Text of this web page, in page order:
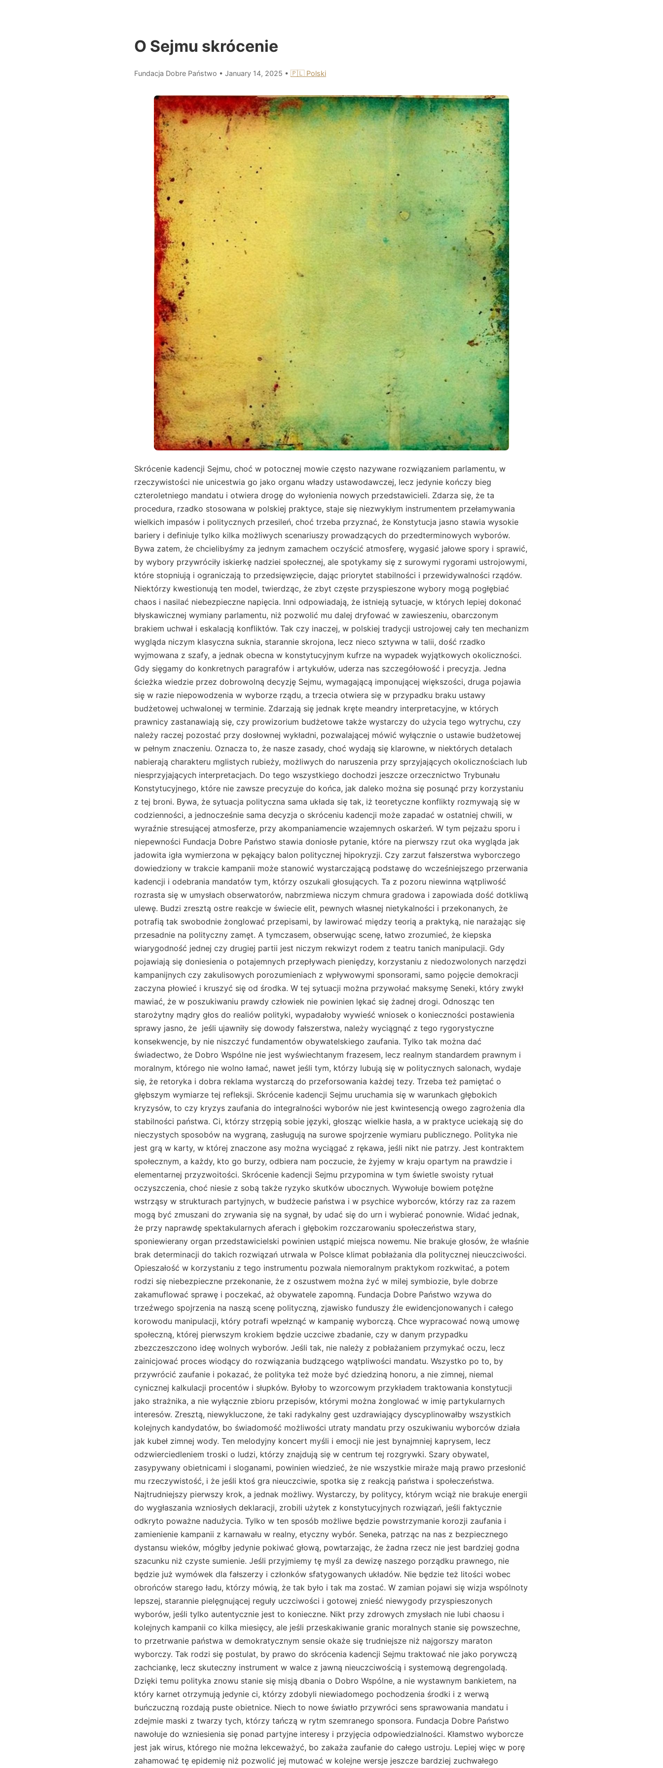
O Sejmu skrócenie
Fundacja Dobre Państwo • January 14, 2025 • 🇵🇱 Polski
Skrócenie kadencji Sejmu, choć w potocznej mowie często nazywane rozwiązaniem parlamentu, w rzeczywistości nie unicestwia go jako organu władzy ustawodawczej, lecz jedynie kończy bieg czteroletniego mandatu i otwiera drogę do wyłonienia nowych przedstawicieli. Zdarza się, że ta procedura, rzadko stosowana w polskiej praktyce, staje się niezwykłym instrumentem przełamywania wielkich impasów i politycznych przesileń, choć trzeba przyznać, że Konstytucja jasno stawia wysokie bariery i definiuje tylko kilka możliwych scenariuszy prowadzących do przedterminowych wyborów. Bywa zatem, że chcielibyśmy za jednym zamachem oczyścić atmosferę, wygasić jałowe spory i sprawić, by wybory przywróciły iskierkę nadziei społecznej, ale spotykamy się z surowymi rygorami ustrojowymi, które stopniują i ograniczają to przedsięwzięcie, dając priorytet stabilności i przewidywalności rządów. Niektórzy kwestionują ten model, twierdząc, że zbyt częste przyspieszone wybory mogą pogłębiać chaos i nasilać niebezpieczne napięcia. Inni odpowiadają, że istnieją sytuacje, w których lepiej dokonać błyskawicznej wymiany parlamentu, niż pozwolić mu dalej dryfować w zawieszeniu, obarczonym brakiem uchwał i eskalacją konfliktów. Tak czy inaczej, w polskiej tradycji ustrojowej cały ten mechanizm wygląda niczym klasyczna suknia, starannie skrojona, lecz nieco sztywna w talii, dość rzadko wyjmowana z szafy, a jednak obecna w konstytucyjnym kufrze na wypadek wyjątkowych okoliczności. Gdy sięgamy do konkretnych paragrafów i artykułów, uderza nas szczegółowość i precyzja. Jedna ścieżka wiedzie przez dobrowolną decyzję Sejmu, wymagającą imponującej większości, druga pojawia się w razie niepowodzenia w wyborze rządu, a trzecia otwiera się w przypadku braku ustawy budżetowej uchwalonej w terminie. Zdarzają się jednak kręte meandry interpretacyjne, w których prawnicy zastanawiają się, czy prowizorium budżetowe także wystarczy do użycia tego wytrychu, czy należy raczej pozostać przy dosłownej wykładni, pozwalającej mówić wyłącznie o ustawie budżetowej w pełnym znaczeniu. Oznacza to, że nasze zasady, choć wydają się klarowne, w niektórych detalach nabierają charakteru mglistych rubieży, możliwych do naruszenia przy sprzyjających okolicznościach lub niesprzyjających interpretacjach. Do tego wszystkiego dochodzi jeszcze orzecznictwo Trybunału Konstytucyjnego, które nie zawsze precyzuje do końca, jak daleko można się posunąć przy korzystaniu z tej broni. Bywa, że sytuacja polityczna sama układa się tak, iż teoretyczne konflikty rozmywają się w codzienności, a jednocześnie sama decyzja o skróceniu kadencji może zapadać w ostatniej chwili, w wyraźnie stresującej atmosferze, przy akompaniamencie wzajemnych oskarżeń. W tym pejzażu sporu i niepewności Fundacja Dobre Państwo stawia doniosłe pytanie, które na pierwszy rzut oka wygląda jak jadowita igła wymierzona w pękający balon politycznej hipokryzji. Czy zarzut fałszerstwa wyborczego dowiedziony w trakcie kampanii może stanowić wystarczającą podstawę do wcześniejszego przerwania kadencji i odebrania mandatów tym, którzy oszukali głosujących. Ta z pozoru niewinna wątpliwość rozrasta się w umysłach obserwatorów, nabrzmiewa niczym chmura gradowa i zapowiada dość dotkliwą ulewę. Budzi zresztą ostre reakcje w świecie elit, pewnych własnej nietykalności i przekonanych, że potrafią tak swobodnie żonglować przepisami, by lawirować między teorią a praktyką, nie narażając się przesadnie na polityczny zamęt. A tymczasem, obserwując scenę, łatwo zrozumieć, że kiepska wiarygodność jednej czy drugiej partii jest niczym rekwizyt rodem z teatru tanich manipulacji. Gdy pojawiają się doniesienia o potajemnych przepływach pieniędzy, korzystaniu z niedozwolonych narzędzi kampanijnych czy zakulisowych porozumieniach z wpływowymi sponsorami, samo pojęcie demokracji zaczyna płowieć i kruszyć się od środka. W tej sytuacji można przywołać maksymę Seneki, który zwykł mawiać, że w poszukiwaniu prawdy człowiek nie powinien lękać się żadnej drogi. Odnosząc ten starożytny mądry głos do realiów polityki, wypadałoby wywieść wniosek o konieczności postawienia sprawy jasno, że jeśli ujawniły się dowody fałszerstwa, należy wyciągnąć z tego rygorystyczne konsekwencje, by nie niszczyć fundamentów obywatelskiego zaufania. Tylko tak można dać świadectwo, że Dobro Wspólne nie jest wyświechtanym frazesem, lecz realnym standardem prawnym i moralnym, którego nie wolno łamać, nawet jeśli tym, którzy lubują się w politycznych salonach, wydaje się, że retoryka i dobra reklama wystarczą do przeforsowania każdej tezy. Trzeba też pamiętać o głębszym wymiarze tej refleksji. Skrócenie kadencji Sejmu uruchamia się w warunkach głębokich kryzysów, to czy kryzys zaufania do integralności wyborów nie jest kwintesencją owego zagrożenia dla stabilności państwa. Ci, którzy strzępią sobie języki, głosząc wielkie hasła, a w praktyce uciekają się do nieczystych sposobów na wygraną, zasługują na surowe spojrzenie wymiaru publicznego. Polityka nie jest grą w karty, w której znaczone asy można wyciągać z rękawa, jeśli nikt nie patrzy. Jest kontraktem społecznym, a każdy, kto go burzy, odbiera nam poczucie, że żyjemy w kraju opartym na prawdzie i elementarnej przyzwoitości. Skrócenie kadencji Sejmu przypomina w tym świetle swoisty rytuał oczyszczenia, choć niesie z sobą także ryzyko skutków ubocznych. Wywołuje bowiem potężne wstrząsy w strukturach partyjnych, w budżecie państwa i w psychice wyborców, którzy raz za razem mogą być zmuszani do zrywania się na sygnał, by udać się do urn i wybierać ponownie. Widać jednak, że przy naprawdę spektakularnych aferach i głębokim rozczarowaniu społeczeństwa stary, sponiewierany organ przedstawicielski powinien ustąpić miejsca nowemu. Nie brakuje głosów, że właśnie brak determinacji do takich rozwiązań utrwala w Polsce klimat pobłażania dla politycznej nieuczciwości. Opieszałość w korzystaniu z tego instrumentu pozwala niemoralnym praktykom rozkwitać, a potem rodzi się niebezpieczne przekonanie, że z oszustwem można żyć w milej symbiozie, byle dobrze zakamuflować sprawę i poczekać, aż obywatele zapomną. Fundacja Dobre Państwo wzywa do trzeźwego spojrzenia na naszą scenę polityczną, zjawisko funduszy źle ewidencjonowanych i całego korowodu manipulacji, który potrafi wpełznąć w kampanię wyborczą. Chce wypracować nową umowę społeczną, której pierwszym krokiem będzie uczciwe zbadanie, czy w danym przypadku zbezczeszczono ideę wolnych wyborów. Jeśli tak, nie należy z pobłażaniem przymykać oczu, lecz zainicjować proces wiodący do rozwiązania budzącego wątpliwości mandatu. Wszystko po to, by przywrócić zaufanie i pokazać, że polityka też może być dziedziną honoru, a nie zimnej, niemal cynicznej kalkulacji procentów i słupków. Byłoby to wzorcowym przykładem traktowania konstytucji jako strażnika, a nie wyłącznie zbioru przepisów, którymi można żonglować w imię partykularnych interesów. Zresztą, niewykluczone, że taki radykalny gest uzdrawiający dyscyplinowałby wszystkich kolejnych kandydatów, bo świadomość możliwości utraty mandatu przy oszukiwaniu wyborców działa jak kubeł zimnej wody. Ten melodyjny koncert myśli i emocji nie jest bynajmniej kaprysem, lecz odzwierciedleniem troski o ludzi, którzy znajdują się w centrum tej rozgrywki. Szary obywatel, zasypywany obietnicami i sloganami, powinien wiedzieć, że nie wszystkie miraże mają prawo przesłonić mu rzeczywistość, i że jeśli ktoś gra nieuczciwie, spotka się z reakcją państwa i społeczeństwa. Najtrudniejszy pierwszy krok, a jednak możliwy. Wystarczy, by politycy, którym wciąż nie brakuje energii do wygłaszania wzniosłych deklaracji, zrobili użytek z konstytucyjnych rozwiązań, jeśli faktycznie odkryto poważne nadużycia. Tylko w ten sposób możliwe będzie powstrzymanie korozji zaufania i zamienienie kampanii z karnawału w realny, etyczny wybór. Seneka, patrząc na nas z bezpiecznego dystansu wieków, mógłby jedynie pokiwać głową, powtarzając, że żadna rzecz nie jest bardziej godna szacunku niż czyste sumienie. Jeśli przyjmiemy tę myśl za dewizę naszego porządku prawnego, nie będzie już wymówek dla fałszerzy i członków sfatygowanych układów. Nie będzie też litości wobec obrońców starego ładu, którzy mówią, że tak było i tak ma zostać. W zamian pojawi się wizja wspólnoty lepszej, starannie pielęgnującej reguły uczciwości i gotowej znieść niewygody przyspieszonych wyborów, jeśli tylko autentycznie jest to konieczne. Nikt przy zdrowych zmysłach nie lubi chaosu i kolejnych kampanii co kilka miesięcy, ale jeśli przeskakiwanie granic moralnych stanie się powszechne, to przetrwanie państwa w demokratycznym sensie okaże się trudniejsze niż najgorszy maraton wyborczy. Tak rodzi się postulat, by prawo do skrócenia kadencji Sejmu traktować nie jako porywczą zachciankę, lecz skuteczny instrument w walce z jawną nieuczciwością i systemową degrengoladą. Dzięki temu polityka znowu stanie się misją dbania o Dobro Wspólne, a nie wystawnym bankietem, na który karnet otrzymują jedynie ci, którzy zdobyli niewiadomego pochodzenia środki i z werwą buńczuczną rozdają puste obietnice. Niech to nowe światło przywróci sens sprawowania mandatu i zdejmie maski z twarzy tych, którzy tańczą w rytm szemranego sponsora. Fundacja Dobre Państwo nawołuje do wzniesienia się ponad partyjne interesy i przyjęcia odpowiedzialności. Kłamstwo wyborcze jest jak wirus, którego nie można lekceważyć, bo zakaża zaufanie do całego ustroju. Lepiej więc w porę zahamować tę epidemię niż pozwolić jej mutować w kolejne wersje jeszcze bardziej zuchwałego oszustwa. Szerokie horyzonty myślenia podpowiadają, by dostrzec, że jeśli dziś przymkniemy oko na dowiedziony fałsz, jutro możemy obudzić się w państwie dręczonym ciągłym stanem wyjątkowej nieufności i cynicznego wyzysku. Tylko stanowcza reakcja, tylko umiejętne skorzystanie z możliwości skrócenia kadencji może być jasnym komunikatem. Polska demokracja ma mechanizmy samo naprawcze i nie boi się używać ich tam, gdzie sztylet kłamstwa próbuje rozpruć tę delikatną tkaninę zaufania. Naj